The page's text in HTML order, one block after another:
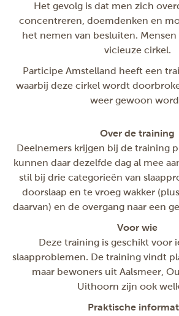
Het gevolg is dat men zich
concentreren, doemdenken en
het nemen van besluiten.
vicieuze cirkel.
Participe Amstelland heeft een
waarbij deze cirkel wordt
weer gewoon
Over de training
Deelnemers krijgen bij de training
kunnen daar dezelfde dag al mee
stil bij drie categorieën van
doorslaap en te vroeg wakker
daarvan) en de overgang naar een
Voor wie
Deze training is geschikt voor
slaapproblemen. De training vindt
maar bewoners uit Aalsmeer,
Uithoorn zijn ook
Praktische